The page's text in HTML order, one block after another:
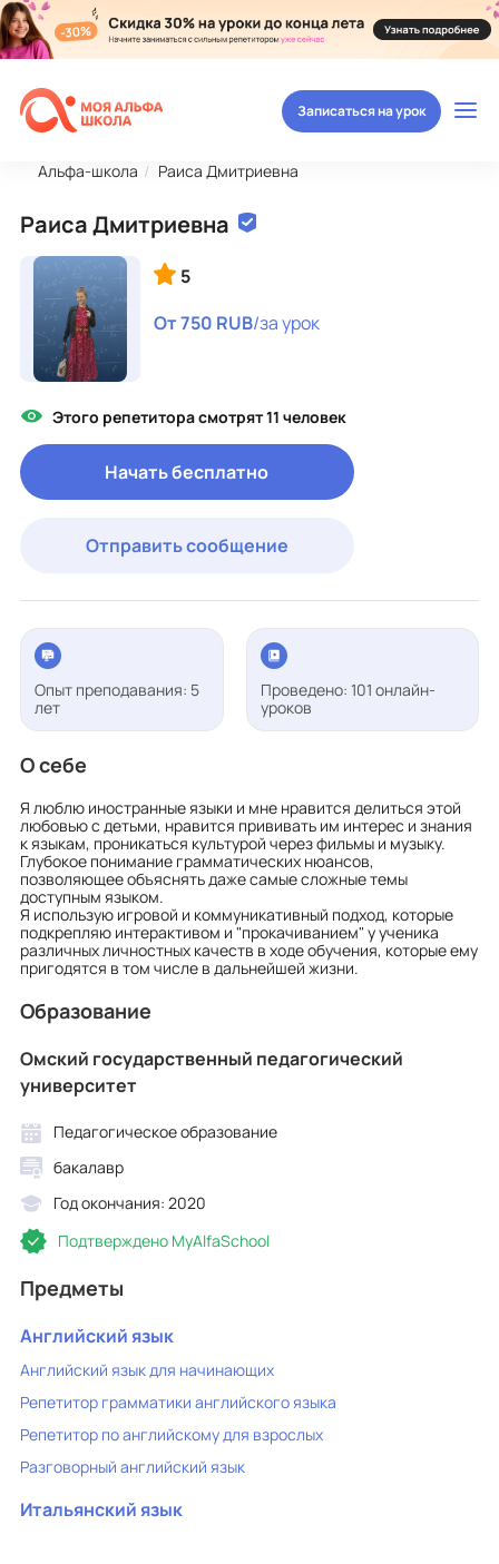
Записаться на урок
Альфа-школа Раиса Дмитриевна
Раиса Дмитриевна
5
От 750 RUB/за урок
Этого репетитора смотрят 11 человек
Начать бесплатно
Отправить сообщение
Опыт преподавания: 5
лет
Проведено: 101 онлайн-
уроков
О себе
Я люблю иностранные языки и мне нравится делиться этой
любовью с детьми, нравится прививать им интерес и знания
к языкам, проникаться культурой через фильмы и музыку.
Глубокое понимание грамматических нюансов,
позволяющее объяснять даже самые сложные темы
доступным языком.
Я использую игровой и коммуникативный подход, которые
подкрепляю интерактивом и "прокачиванием" у ученика
различных личностных качеств в ходе обучения, которые ему
пригодятся в том числе в дальнейшей жизни.
Образование
Омский государственный педагогический
университет
Педагогическое образование
бакалавр
Год окончания: 2020
Подтверждено MyAlfaSchool
Предметы
Английский язык
Английский язык для начинающих
Репетитор грамматики английского языка
Репетитор по английскому для взрослых
Разговорный английский язык
Итальянский язык